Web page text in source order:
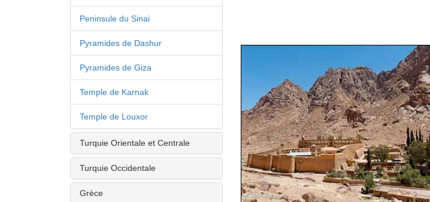
Peninsule du Sinai
Pyramides de Dashur
Pyramides de Giza
Temple de Karnak
Temple de Louxor
Turquie Orientale et Centrale
Turquie Occidentale
Grèce